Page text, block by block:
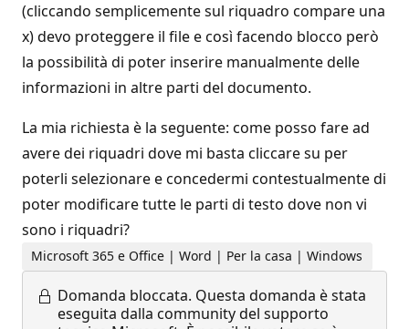
(cliccando semplicemente sul riquadro compare una
x) devo proteggere il file e così facendo blocco però
la possibilità di poter inserire manualmente delle
informazioni in altre parti del documento.
La mia richiesta è la seguente: come posso fare ad
avere dei riquadri dove mi basta cliccare su per
poterli selezionare e concedermi contestualmente di
poter modificare tutte le parti di testo dove non vi
sono i riquadri?
Microsoft 365 e Office | Word | Per la casa | Windows
Domanda bloccata. Questa domanda è stata
eseguita dalla community del supporto